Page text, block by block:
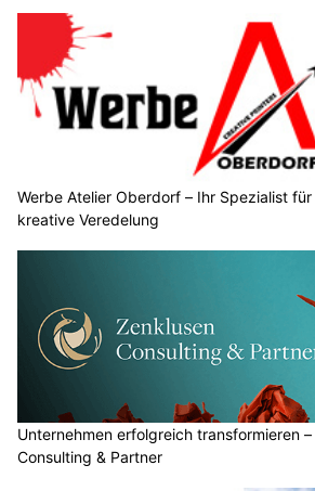
Werbe Atelier Oberdorf – Ihr Spezialist
kreative Veredelung
Unternehmen erfolgreich transformieren
Consulting & Partner